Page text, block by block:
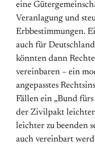
eine
Veranlagung und
Erbbestimmungen.
auch für
könnten dann
vereinbaren – ein
angepasstes
Fällen ein „Bund
der Zivilpakt leichter
leichter zu beenden
auch vereinbart